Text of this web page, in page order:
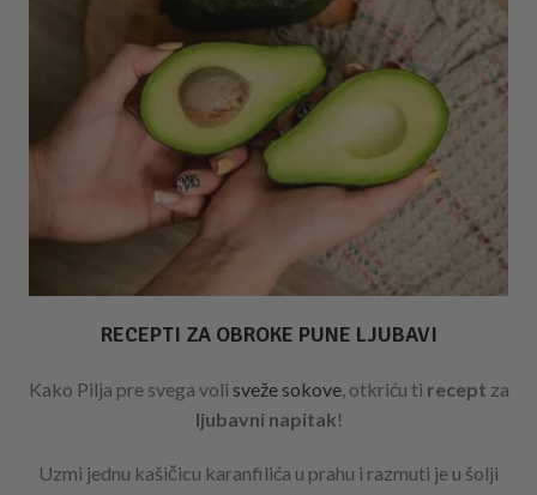
RECEPTI ZA OBROKE PUNE LJUBAVI
Kako Pilja pre svega voli sveže sokove, otkriću ti recept za
ljubavni napitak!
Uzmi jednu kašičicu karanfilića u prahu i razmuti je u šolji